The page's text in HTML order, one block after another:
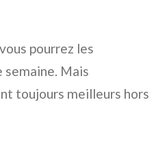
pourrez les
semaine. Mais
toujours meilleurs hors